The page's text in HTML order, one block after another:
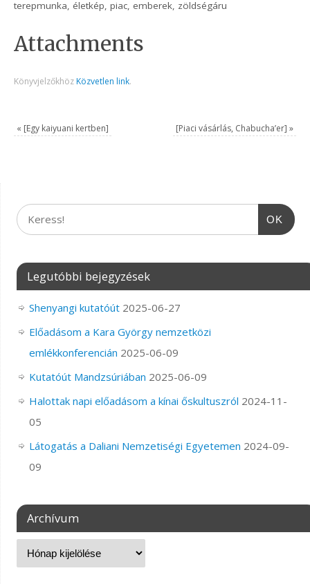
terepmunka, életkép, piac, emberek, zöldségáru
Attachments
Könyvjelzőkhöz Közvetlen link.
« [Egy kaiyuani kertben] [Piaci vásárlás, Chabucha’er] »
OK
Legutóbbi bejegyzések
Shenyangi kutatóút 2025-06-27
Előadásom a Kara György nemzetközi
emlékkonferencián 2025-06-09
Kutatóút Mandzsúriában 2025-06-09
Halottak napi előadásom a kínai őskultuszról 2024-11-
05
Látogatás a Daliani Nemzetiségi Egyetemen 2024-09-
09
Archívum